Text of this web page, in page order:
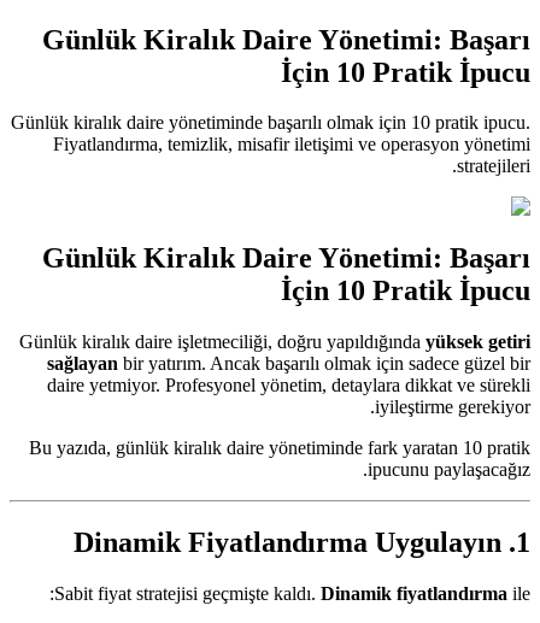
Günlük Kiralık Daire Yönetimi: Başarı
İçin 10 Pratik İpucu
Günlük kiralık daire yönetiminde başarılı olmak için 10 pratik ipucu.
Fiyatlandırma, temizlik, misafir iletişimi ve operasyon yönetimi
stratejileri.
Günlük Kiralık Daire Yönetimi: Başarı
İçin 10 Pratik İpucu
Günlük kiralık daire işletmeciliği, doğru yapıldığında yüksek getiri
sağlayan bir yatırım. Ancak başarılı olmak için sadece güzel bir
daire yetmiyor. Profesyonel yönetim, detaylara dikkat ve sürekli
iyileştirme gerekiyor.
Bu yazıda, günlük kiralık daire yönetiminde fark yaratan 10 pratik
ipucunu paylaşacağız.
1. Dinamik Fiyatlandırma Uygulayın
Sabit fiyat stratejisi geçmişte kaldı. Dinamik fiyatlandırma ile: